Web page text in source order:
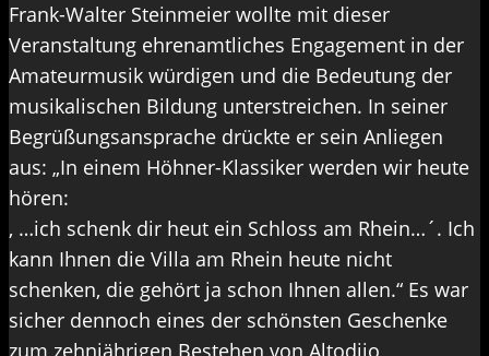
Frank-Walter Steinmeier wollte mit dieser
Veranstaltung ehrenamtliches Engagement in der
Amateurmusik würdigen und die Bedeutung der
musikalischen Bildung unterstreichen. In seiner
Begrüßungsansprache drückte er sein Anliegen
aus: „In einem Höhner-Klassiker werden wir heute
hören:
, …ich schenk dir heut ein Schloss am Rhein…´. Ich
kann Ihnen die Villa am Rhein heute nicht
schenken, die gehört ja schon Ihnen allen.“ Es war
sicher dennoch eines der schönsten Geschenke